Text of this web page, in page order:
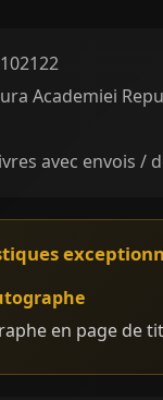
Academiei
avec envois /
en page de